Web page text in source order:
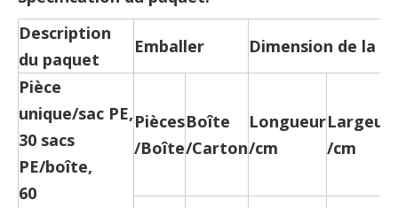
Description
du paquet
Emballer
Dimension de la
Pièce
unique/sac PE,
30 sacs
PE/boîte,
60
Pièces
/Boîte
Boîte
/Carton
Longueur
/cm
Largeur
/cm